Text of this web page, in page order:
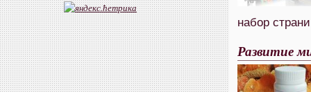
набор
Развитие